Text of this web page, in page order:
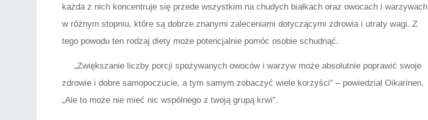
każda z nich koncentruje się przede wszystkim na chudych białkach oraz owocach i warzywach
w różnym stopniu, które są dobrze znanymi zaleceniami dotyczącymi zdrowia i utraty wagi. Z
tego powodu ten rodzaj diety może potencjalnie pomóc osobie schudnąć.
„Zwiększanie liczby porcji spożywanych owoców i warzyw może absolutnie poprawić swoje
zdrowie i dobre samopoczucie, a tym samym zobaczyć wiele korzyści” – powiedział Oikarinen.
„Ale to może nie mieć nic wspólnego z twoją grupą krwi”.